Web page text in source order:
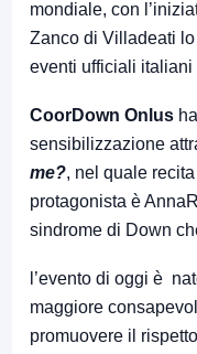
mondiale, con
Zanco di Villadeati
eventi ufficiali italiani
CoorDown Onlus
sensibilizzazione
me?, nel quale
protagonista è
sindrome di Down
l’evento di oggi è
maggiore
promuovere il